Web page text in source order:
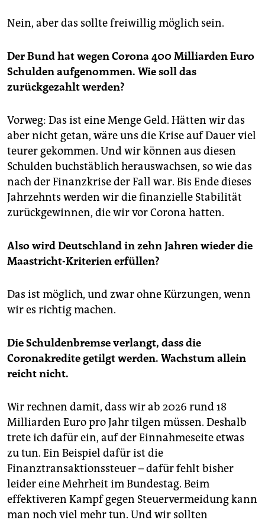
Nein, aber das sollte freiwillig möglich sein.
Der Bund hat wegen Corona 400 Milliarden Euro
Schulden aufgenommen. Wie soll das
zurückgezahlt werden?
Vorweg: Das ist eine Menge Geld. Hätten wir das
aber nicht getan, wäre uns die Krise auf Dauer viel
teurer gekommen. Und wir können aus diesen
Schulden buchstäblich herauswachsen, so wie das
nach der Finanzkrise der Fall war. Bis Ende dieses
Jahrzehnts werden wir die finanzielle Stabilität
zurückgewinnen, die wir vor Corona hatten.
Also wird Deutschland in zehn Jahren wieder die
Maastricht-Kriterien erfüllen?
Das ist möglich, und zwar ohne Kürzungen, wenn
wir es richtig machen.
Die Schuldenbremse verlangt, dass die
Coronakredite getilgt werden. Wachstum allein
reicht nicht.
Wir rechnen damit, dass wir ab 2026 rund 18
Milliarden Euro pro Jahr tilgen müssen. Deshalb
trete ich dafür ein, auf der Einnahmeseite etwas
zu tun. Ein Beispiel dafür ist die
Finanztransaktionssteuer – dafür fehlt bisher
leider eine Mehrheit im Bundestag. Beim
effektiveren Kampf gegen Steuervermeidung kann
man noch viel mehr tun. Und wir sollten